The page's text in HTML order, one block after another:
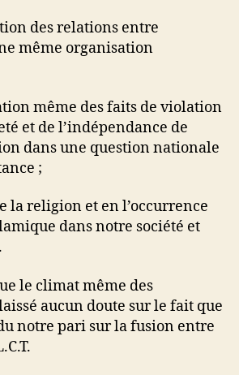
des relations entre
même organisation
même des faits de violation
et de l’indépendance de
dans une question nationale
;
la religion et en l’occurrence
dans notre société et
le climat même des
aucun doute sur le fait que
notre pari sur la fusion entre